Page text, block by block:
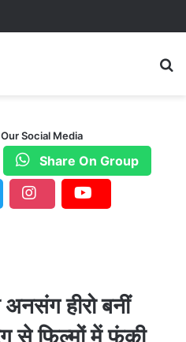
Social Media
Share On Group
हीरो बनीं